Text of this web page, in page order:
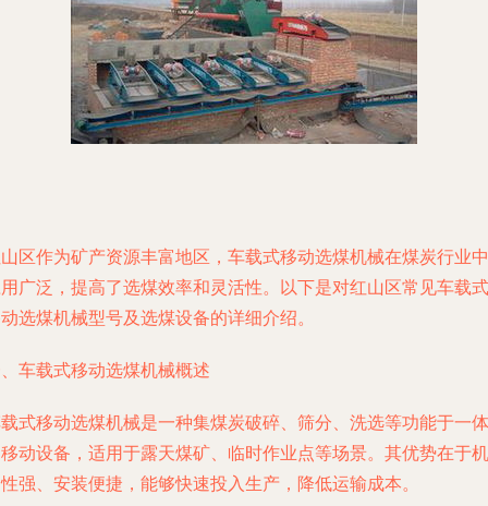
区作为矿产资源丰富地区，车载式移动选煤机械在煤炭行业中
广泛，提高了选煤效率和灵活性。以下是对红山区常见车载式
选煤机械型号及选煤设备的详细介绍。
车载式移动选煤机械概述
式移动选煤机械是一种集煤炭破碎、筛分、洗选等功能于一体
动设备，适用于露天煤矿、临时作业点等场景。其优势在于机
强、安装便捷，能够快速投入生产，降低运输成本。